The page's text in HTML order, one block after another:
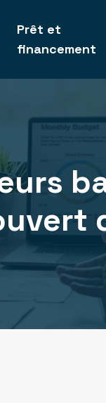
Prêt et
financement